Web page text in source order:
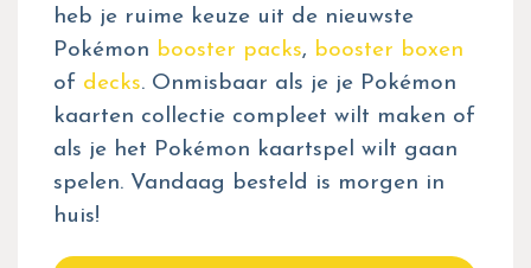
heb je ruime keuze uit de nieuwste
Pokémon booster packs, booster boxen
of decks. Onmisbaar als je je Pokémon
kaarten collectie compleet wilt maken of
als je het Pokémon kaartspel wilt gaan
spelen. Vandaag besteld is morgen in
huis!